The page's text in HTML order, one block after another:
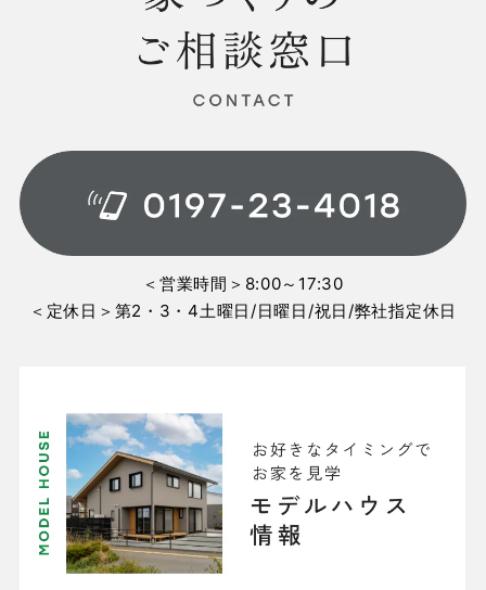
＜営業時間＞8:00～17:30
＜定休日＞第2・3・4土曜日/日曜日/祝日/弊社指定休日